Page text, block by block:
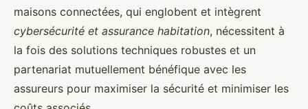
maisons connectées, qui englobent et intègrent
cybersécurité et assurance habitation, nécessitent à
la fois des solutions techniques robustes et un
partenariat mutuellement bénéfique avec les
assureurs pour maximiser la sécurité et minimiser les